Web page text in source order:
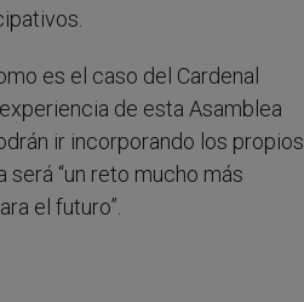
es el caso del Cardenal
de esta Asamblea
ir incorporando los propios
“un reto mucho más
el futuro”.